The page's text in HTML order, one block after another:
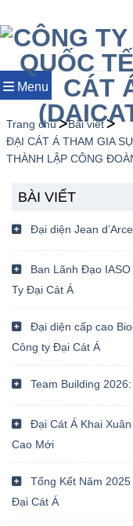
đến
nội
dung
Menu
Trang chủ
Bài viết
ĐẠI CÁT Á THAM GIA
THÀNH LẬP CÔNG
BÀI VIẾT
Đại diện Jean
Ban Lãnh Đạo
Ty Đại Cát Á
Đại diện cấp cao
Công ty Đại Cát Á
Team Building
Đại Cát Á Khai
Cao Mới
Tổng Kết Năm
Đại Cát Á